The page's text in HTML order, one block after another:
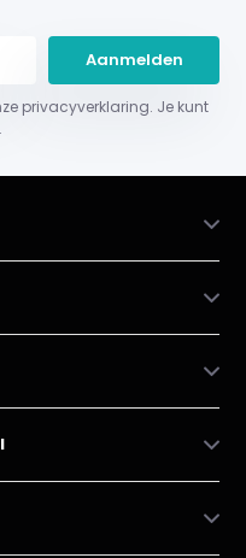
Aanmelden
privacyverklaring. Je kunt